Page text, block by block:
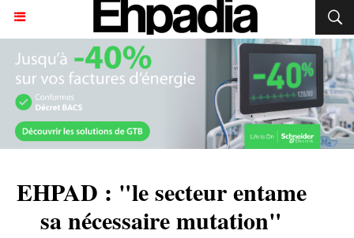
EHPAD : "le secteur entame
sa nécessaire mutation"